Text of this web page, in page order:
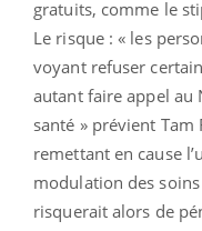
gratuits, comme le
Le risque : « les
voyant refuser
autant faire appel au
santé » prévient Tam
remettant en cause
modulation des
risquerait alors de